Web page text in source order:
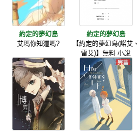
約定的夢幻島
艾瑪你知道嗎?
約定的夢幻島
【約定的夢幻島(諾艾、
雷艾)】無料 小說